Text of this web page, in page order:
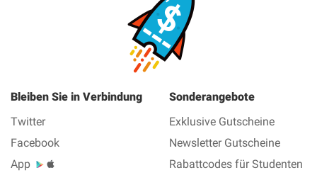
Bleiben Sie in Verbindung
Twitter
Facebook
App
Sonderangebote
Exklusive Gutscheine
Newsletter Gutscheine
Rabattcodes für Studenten